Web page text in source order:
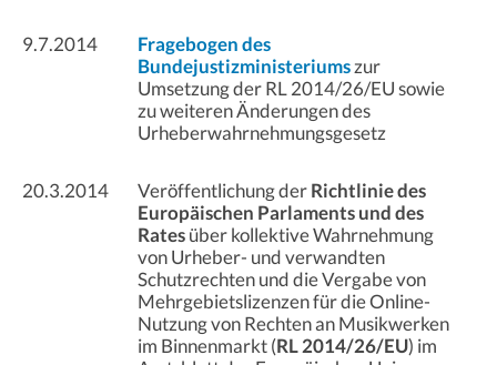
9.7.2014
Fragebogen des
Bundejustizministeriumszur
Umsetzung der RL 2014/26/EU sowie
zu weiteren Änderungen des
Urheberwahrnehmungsgesetz
20.3.2014 Veröffentlichung derRichtlinie des
Europäischen Parlaments und des
Ratesüber kollektive Wahrnehmung
von Urheber- und verwandten
Schutzrechten und die Vergabe von
Mehrgebietslizenzen für die Online-
Nutzung von Rechten an Musikwerken
im Binnenmarkt (RL 2014/26/EU) im